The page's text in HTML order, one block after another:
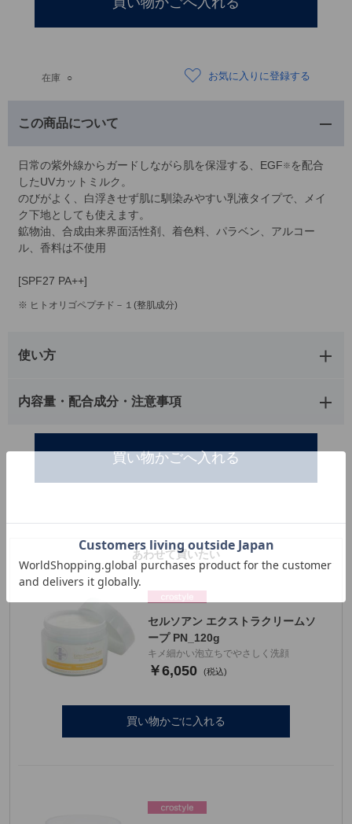
在庫 ○ お気に入りに登録する
この商品について
日常の紫外線からガードしながら肌を保湿する、EGF※ を配合
したUVカットミルク。
のびがよく、白浮きせず肌に馴染みやすい乳液タイプで、メイ
ク下地としても使えます。
鉱物油、合成由来界面活性剤、着色料、パラベン、アルコー
ル、香料は不使用
[SPF27 PA++]
※ ヒトオリゴペプチド－１(整肌成分)
使い方
内容量・配合成分・注意事項
あわせて買いたい
セルソアン エクストラクリームソ
ープ PN_120g
キメ細かい泡立ちでやさしく洗顔
￥6,050
買い物かごに入れる